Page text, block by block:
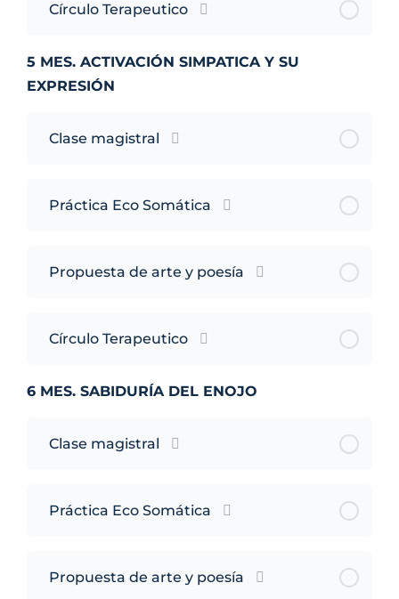
Círculo Terapeutico
5 MES. ACTIVACIÓN SIMPATICA Y SU
EXPRESIÓN
Clase magistral
Práctica Eco Somática
Propuesta de arte y poesía
Círculo Terapeutico
6 MES. SABIDURÍA DEL ENOJO
Clase magistral
Práctica Eco Somática
Propuesta de arte y poesía